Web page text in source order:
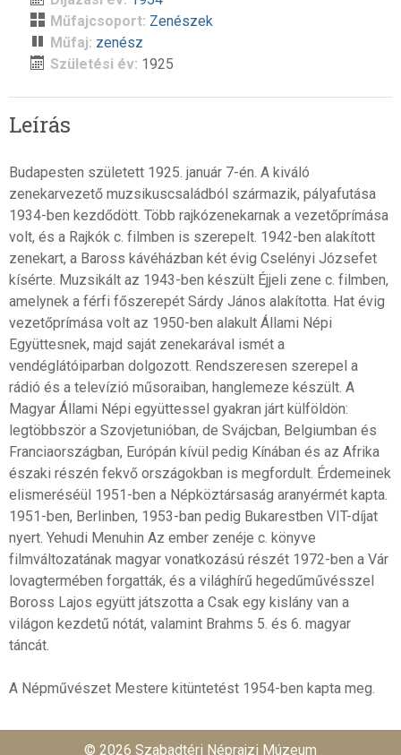
Műfajcsoport: Zenészek
Műfaj: zenész
Születési év: 1925
Leírás
Budapesten született 1925. január 7-én. A kiváló
zenekarvezető muzsikuscsaládból származik, pályafutása
1934-ben kezdődött. Több rajkózenekarnak a vezetőprímása
volt, és a Rajkók c. filmben is szerepelt. 1942-ben alakított
zenekart, a Baross kávéházban két évig Cselényi Józsefet
kísérte. Muzsikált az 1943-ben készült Éjjeli zene c. filmben,
amelynek a férfi főszerepét Sárdy János alakította. Hat évig
vezetőprímása volt az 1950-ben alakult Állami Népi
Együttesnek, majd saját zenekarával ismét a
vendéglátóiparban dolgozott. Rendszeresen szerepel a
rádió és a televízió műsoraiban, hanglemeze készült. A
Magyar Állami Népi együttessel gyakran járt külföldön:
legtöbbször a Szovjetunióban, de Svájcban, Belgiumban és
Franciaországban, Európán kívül pedig Kínában és az Afrika
északi részén fekvő országokban is megfordult. Érdemeinek
elismeréséül 1951-ben a Népköztársaság aranyérmét kapta.
1951-ben, Berlinben, 1953-ban pedig Bukarestben VIT-díjat
nyert. Yehudi Menuhin Az ember zenéje c. könyve
filmváltozatának magyar vonatkozású részét 1972-ben a Vár
lovagtermében forgatták, és a világhírű hegedűművésszel
Boross Lajos együtt játszotta a Csak egy kislány van a
világon kezdetű nótát, valamint Brahms 5. és 6. magyar
táncát.
A Népművészet Mestere kitüntetést 1954-ben kapta meg.
© 2026 Szabadtéri Néprajzi Múzeum